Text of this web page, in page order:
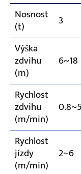
Nosnost
(t) 3
Výška
zdvihu
(m)
6~18
Rychlost
zdvihu
(m/min)
0.8~5
Rychlost
jízdy
(m/min)
2~6